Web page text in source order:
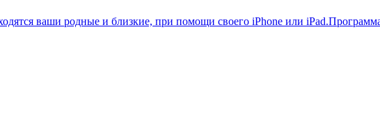
ваши родные и близкие, при помощи своего iPhone или